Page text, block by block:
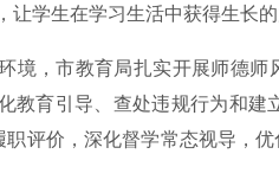
让学生在学习生活中获得生长的
境，市教育局扎实开展师德
教育引导、查处违规行为和建
职评价，深化督学常态视导，